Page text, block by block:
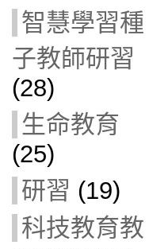
智慧學習種
子教師研習
(28)
生命教育
(25)
研習 (19)
科技教育教